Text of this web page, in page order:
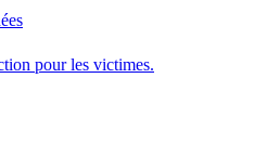
pour les victimes.